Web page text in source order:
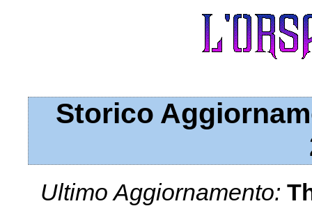
Storico
Ultimo Aggiornamento: